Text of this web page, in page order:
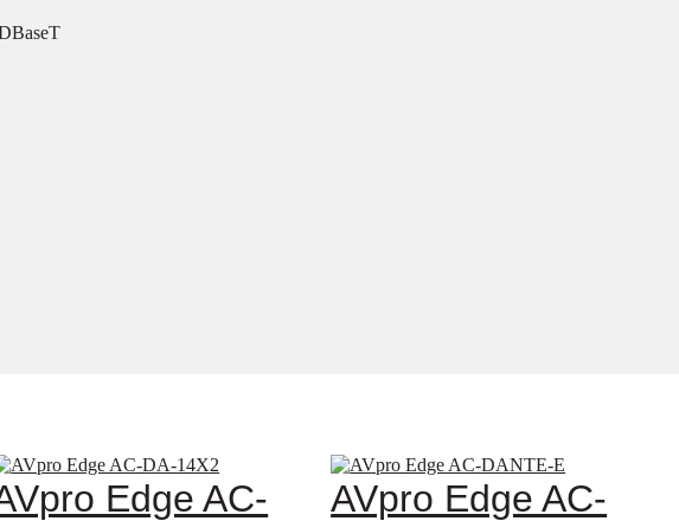
Edge AC-
AVpro Edge AC-